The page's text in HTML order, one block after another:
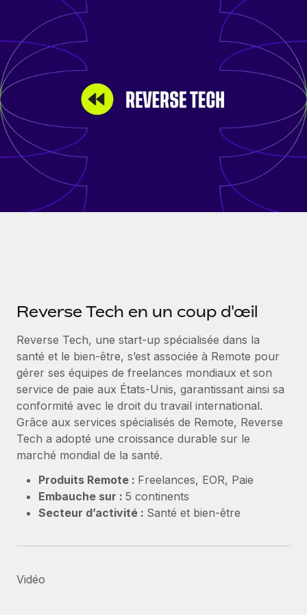
Gestion des freelances
Intégrez et gérez vos freelances partout dans le monde
PEO
Sous-traitez les opérations complexes liées à l’emploi
INFRASTRUCTURE
Intégration Remote
Intégrez vos RH aux flux de travail en toute simplicité
Plateforme
Des fonctions RH clés intégrées pour votre équipe
SERVICES
Demandez aux experts
Recevez des conseils d’experts sur les RH à
l’international et la conformité
Contrôles d’antécédents
Simplifiez vos processus de présélection des
Remote Watchtower
Gardez un temps d’avance sur les risques en
Achetez et suivez vos équipements informatiques
Comparer Remote
Examinez notre service par rapport aux autres
CROISSANCE
Start-ups
Des solutions agiles et internationales pour les RH et la
paie des entreprises en pleine croissance
Entreprises intermédiaires
Développez vos équipes avec des solutions RH sur
mesure
Entreprise
Intégrez les RH à l’international de manière flexible
Devenir partenaire
Explorez avec nous vos opportunités de partenariat
Remote Build
Bientôt disponible
Conseil en intégrations et automatisations assistées par
l’IA
Comment Weaviate, l'as de l'IA, a développé
ses effectifs de 120 % avec Remote
En savoir plus
pays
Calculateur de paiement des freelances
Découvrez les devises disponibles et les vitesses de
paiement pour vos freelances internationaux
APPRENDRE AVEC REMOTE
Recherche et guides
Études de cas
Glossaire RH
Événements
Salle de presse
Données sur les salaires et les talents
Centre de ressources
Obtenir de l’aide
Voir toutes les ressources
BLOG
Paie multipays
EOR et PEO
Gestion des freelances
Nederlands
Français
Español
Italiano
Português (Portugal)
Reverse Tech en un coup d'œil
Reverse Tech, une start-up spécialisée dans la
santé et le bien-être, s’est associée à Remote pour
gérer ses équipes de freelances mondiaux et son
service de paie aux États-Unis, garantissant ainsi sa
conformité avec le droit du travail international.
Grâce aux services spécialisés de Remote, Reverse
Tech a adopté une croissance durable sur le
marché mondial de la santé.
Produits Remote : Freelances, EOR, Paie
Embauche sur : 5 continents
Secteur d’activité : Santé et bien-être
Vidéo